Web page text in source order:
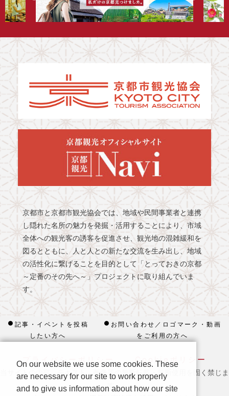
京都市と京都市観光協会では、地域や民間事業者と連携
し隠れた名所の魅力を発掘・活用することにより、市域
全体への観光客の誘客を促進させ、観光地の混雑緩和を
図るとともに、人と人との新たな交流を生み出し、地域
の活性化に繋げることを目的として「とっておきの京都
～定番のその先へ～」プロジェクトに取り組んでいま
す。
記事・イベントを投稿
したい方へ
お問い合わせ／ロゴマーク・動画
をご利用の方へ
プライバシーポリシー Cookieポリシー
当サイトの内容、テキスト、画像等の無断転載・無断使用を固く禁じま
す。
On our website we use some cookies. These
are necessary for our site to work properly
and to give us information about how our site